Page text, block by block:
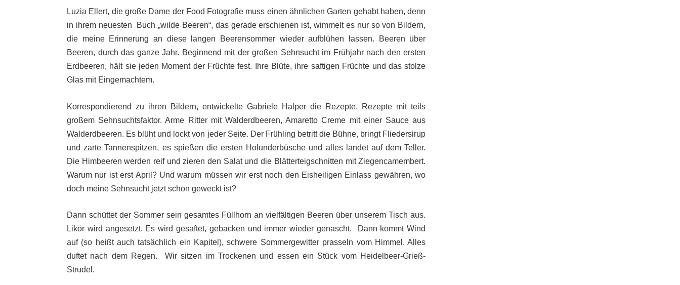
Luzia Ellert, die große Dame der Food Fotografie muss einen ähnlichen Garten gehabt haben, denn
in ihrem neuesten Buch „wilde Beeren“, das gerade erschienen ist, wimmelt es nur so von Bildern,
die meine Erinnerung an diese langen Beerensommer wieder aufblühen lassen. Beeren über
Beeren, durch das ganze Jahr. Beginnend mit der großen Sehnsucht im Frühjahr nach den ersten
Erdbeeren, hält sie jeden Moment der Früchte fest. Ihre Blüte, ihre saftigen Früchte und das stolze
Glas mit Eingemachtem.
Korrespondierend zu ihren Bildern, entwickelte Gabriele Halper die Rezepte. Rezepte mit teils
großem Sehnsuchtsfaktor. Arme Ritter mit Walderdbeeren, Amaretto Creme mit einer Sauce aus
Walderdbeeren. Es blüht und lockt von jeder Seite. Der Frühling betritt die Bühne, bringt Fliedersirup
und zarte Tannenspitzen, es spießen die ersten Holunderbüsche und alles landet auf dem Teller.
Die Himbeeren werden reif und zieren den Salat und die Blätterteigschnitten mit Ziegencamembert.
Warum nur ist erst April? Und warum müssen wir erst noch den Eisheiligen Einlass gewähren, wo
doch meine Sehnsucht jetzt schon geweckt ist?
Dann schüttet der Sommer sein gesamtes Füllhorn an vielfältigen Beeren über unserem Tisch aus.
Likör wird angesetzt. Es wird gesaftet, gebacken und immer wieder genascht. Dann kommt Wind
auf (so heißt auch tatsächlich ein Kapitel), schwere Sommergewitter prasseln vom Himmel. Alles
duftet nach dem Regen. Wir sitzen im Trockenen und essen ein Stück vom Heidelbeer-Grieß-
Strudel.